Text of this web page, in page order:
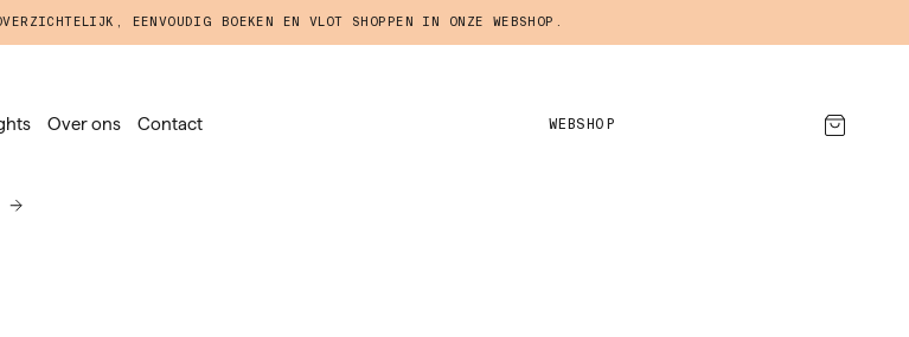
EENVOUDIG BOEKEN EN VLOT SHOPPEN IN ONZE WEBSHOP.
Over ons Contact WEBSHOP